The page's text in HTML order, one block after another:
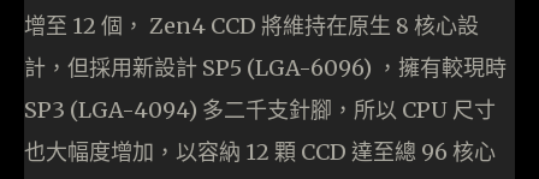
增至 12 個， Zen4 CCD 將維持在原生 8 核心設
計，但採用新設計 SP5 (LGA-6096) ，擁有較現時
SP3 (LGA-4094) 多二千支針腳，所以 CPU 尺寸
也大幅度增加，以容納 12 顆 CCD 達至總 96 核心